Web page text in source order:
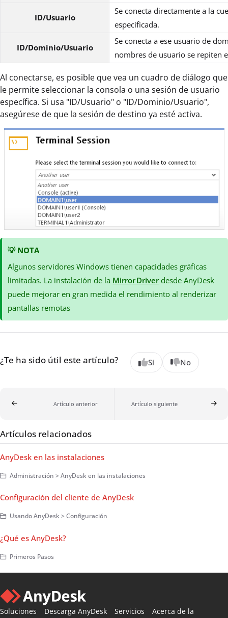
ID/Usuario
Se conecta directamente a la
especificada.
ID/Dominio/Usuario
Se conecta a ese usuario de
nombres de usuario se repiten
Al conectarse, es posible que vea un cuadro de diálogo que
le permite seleccionar la consola o una sesión de usuario
específica. Si usa "ID/Usuario" o "ID/Dominio/Usuario",
asegúrese de que la sesión de destino ya esté activa.
💡 NOTA
Algunos servidores Windows tienen capacidades gráficas
limitadas. La instalación de la Mirror Driverdesde AnyDesk
puede mejorar en gran medida el rendimiento al renderizar
pantallas remotas
¿Te ha sido útil este artículo? Sí No
Artículo anterior Artículo siguiente
Artículos relacionados
AnyDesk en las instalaciones
Administración > AnyDesk en las instalaciones
Configuración del cliente de AnyDesk
Usando AnyDesk > Configuración
¿Qué es AnyDesk?
Primeros Pasos
Soluciones Descarga AnyDesk Servicios Acerca de la